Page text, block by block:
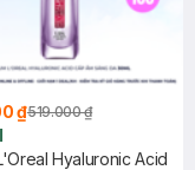
₫519.000 ₫
Hyaluronic Acid